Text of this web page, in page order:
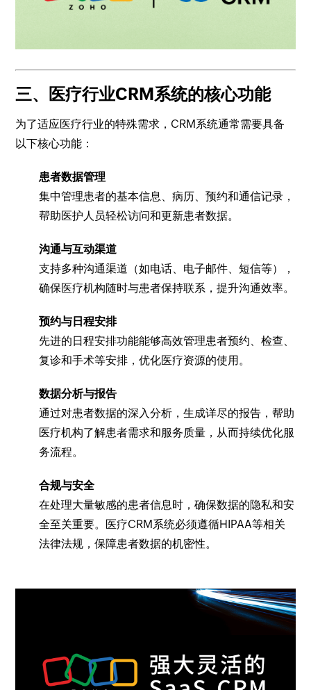
三、医疗行业CRM系统的核心功能
为了适应医疗行业的特殊需求，CRM系统通常需要具备
以下核心功能：
患者数据管理
集中管理患者的基本信息、病历、预约和通信记录，
帮助医护人员轻松访问和更新患者数据。
沟通与互动渠道
支持多种沟通渠道（如电话、电子邮件、短信等），
确保医疗机构随时与患者保持联系，提升沟通效率。
预约与日程安排
先进的日程安排功能能够高效管理患者预约、检查、
复诊和手术等安排，优化医疗资源的使用。
数据分析与报告
通过对患者数据的深入分析，生成详尽的报告，帮助
医疗机构了解患者需求和服务质量，从而持续优化服
务流程。
合规与安全
在处理大量敏感的患者信息时，确保数据的隐私和安
全至关重要。医疗CRM系统必须遵循HIPAA等相关
法律法规，保障患者数据的机密性。